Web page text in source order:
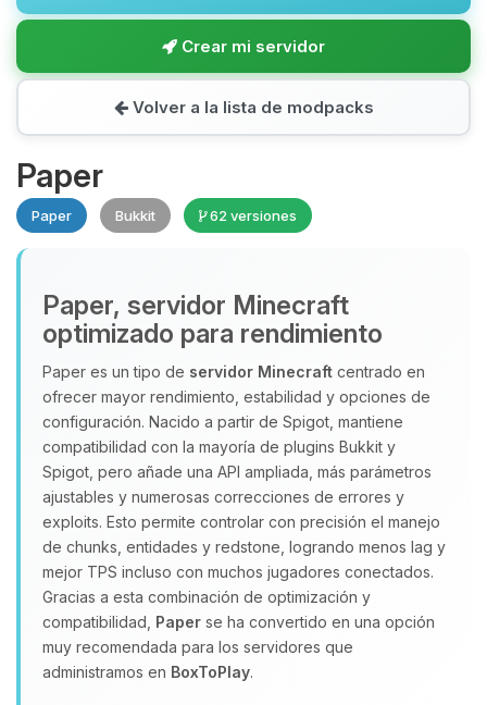
Crear mi servidor
Volver a la lista de modpacks
Paper
Paper Bukkit 62 versiones
Paper, servidor Minecraft
optimizado para rendimiento
Paper es un tipo de servidor Minecraft centrado en
ofrecer mayor rendimiento, estabilidad y opciones de
configuración. Nacido a partir de Spigot, mantiene
compatibilidad con la mayoría de plugins Bukkit y
Spigot, pero añade una API ampliada, más parámetros
ajustables y numerosas correcciones de errores y
exploits. Esto permite controlar con precisión el manejo
de chunks, entidades y redstone, logrando menos lag y
mejor TPS incluso con muchos jugadores conectados.
Gracias a esta combinación de optimización y
compatibilidad, Paper se ha convertido en una opción
muy recomendada para los servidores que
administramos en BoxToPlay.
Yupi, por fin alguien con quien
hablar! Soy Choupy, tu pequeno
asistente de BoxToPlay. Cuentame
que necesitas y moveré mis
pequenos circuitos para ayudarte.
06/08/2026 18:25